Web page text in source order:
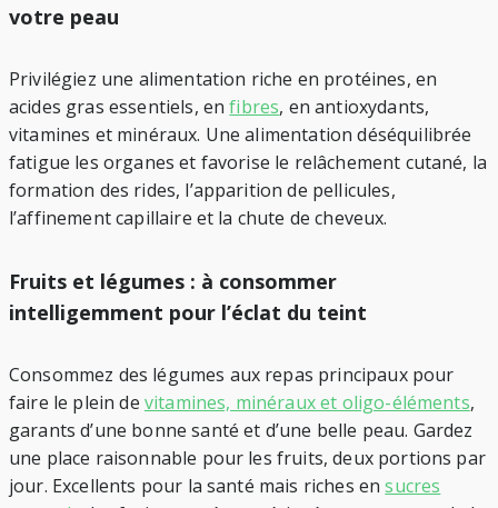
votre peau
Privilégiez une alimentation riche en protéines, en
acides gras essentiels, enfibres, en antioxydants,
vitamines et minéraux. Une alimentation déséquilibrée
fatigue les organes et favorise le relâchement cutané, la
formation des rides, l’apparition de pellicules,
l’affinement capillaire et la chute de cheveux.
Fruits et légumes : à consommer
intelligemment pour l’éclat du teint
Consommez des légumes aux repas principaux pour
faire le plein de vitamines, minéraux et oligo-éléments,
garants d’une bonne santé et d’une belle peau. Gardez
une place raisonnable pour les fruits, deux portions par
jour. Excellents pour la santé mais riches ensucres